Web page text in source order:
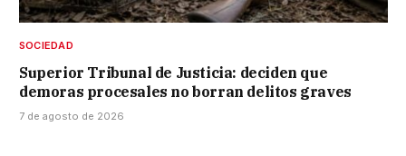
SOCIEDAD
Superior Tribunal de Justicia: deciden que
demoras procesales no borran delitos graves
7 de agosto de 2026